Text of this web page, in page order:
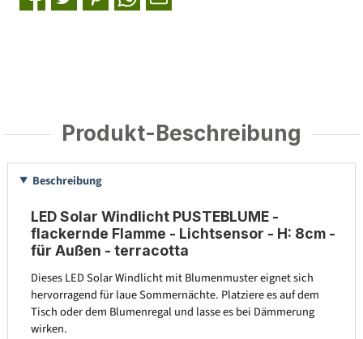
Produkt-Beschreibung
Beschreibung
LED Solar Windlicht PUSTEBLUME -
flackernde Flamme - Lichtsensor - H: 8cm -
für Außen - terracotta
Dieses LED Solar Windlicht mit Blumenmuster eignet sich
hervorragend für laue Sommernächte. Platziere es auf dem
Tisch oder dem Blumenregal und lasse es bei Dämmerung
wirken.